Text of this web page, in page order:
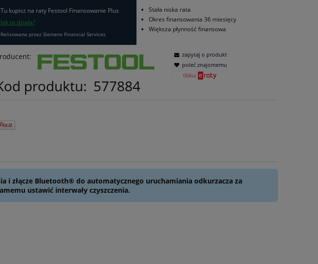
Tu kupisz na raty Festool Finansowanie Plus
Jak to działa?
Relizowane przez Siemens Financial Services
Stała niska rata
Okres finansowania 36 miesięcy
Większa płynność finansowa
produktu: 577884
zapytaj o produkt
poleć znajomemu
i złącze Bluetooth® do automatycznego uruchamiania odkurzacza za
ustawić interwały czyszczenia.